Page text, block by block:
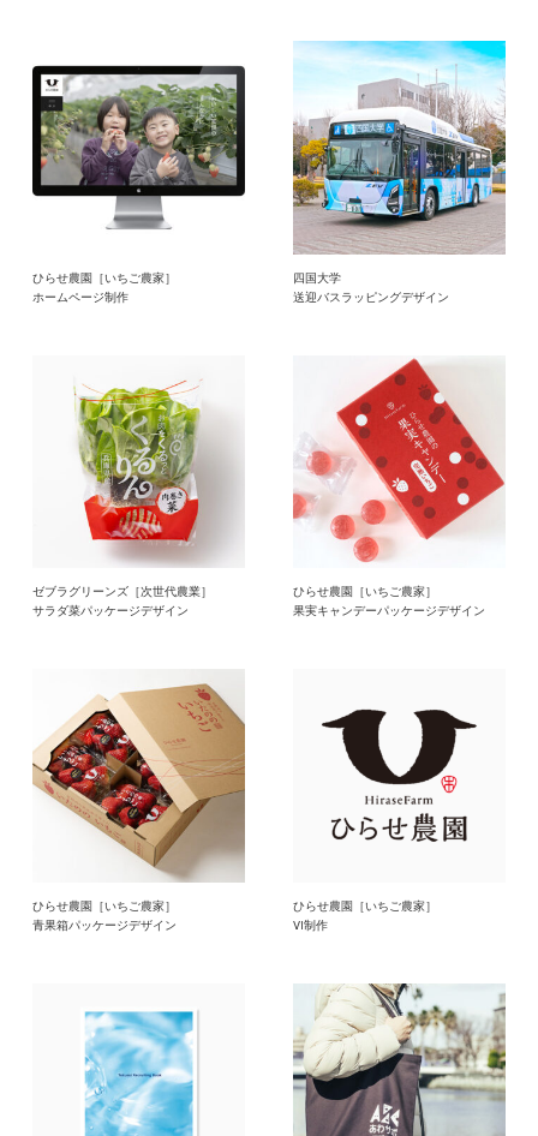
ひらせ農園［いちご農家］
ホームページ制作
四国大学
送迎バスラッピングデザイン
ゼブラグリーンズ［次世代農業］
サラダ菜パッケージデザイン
ひらせ農園［いちご農家］
果実キャンデーパッケージデザイン
ひらせ農園［いちご農家］
青果箱パッケージデザイン
ひらせ農園［いちご農家］
VI制作